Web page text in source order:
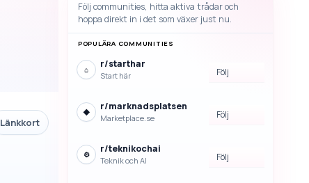
Länkkort
Följ communities, hitta aktiva trådar och
hoppa direkt in i det som växer just nu.
POPULÄRA COMMUNITIES
⌂ r/starthar
Start här Följ
◆ r/marknadsplatsen
Marketplace.se Följ
⚙ r/teknikochai
Teknik och AI Följ